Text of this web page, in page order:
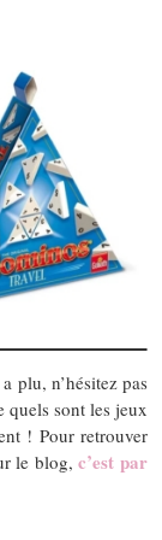
plu, n’hésitez pas
quels sont les jeux
! Pour retrouver
le blog,c’est par